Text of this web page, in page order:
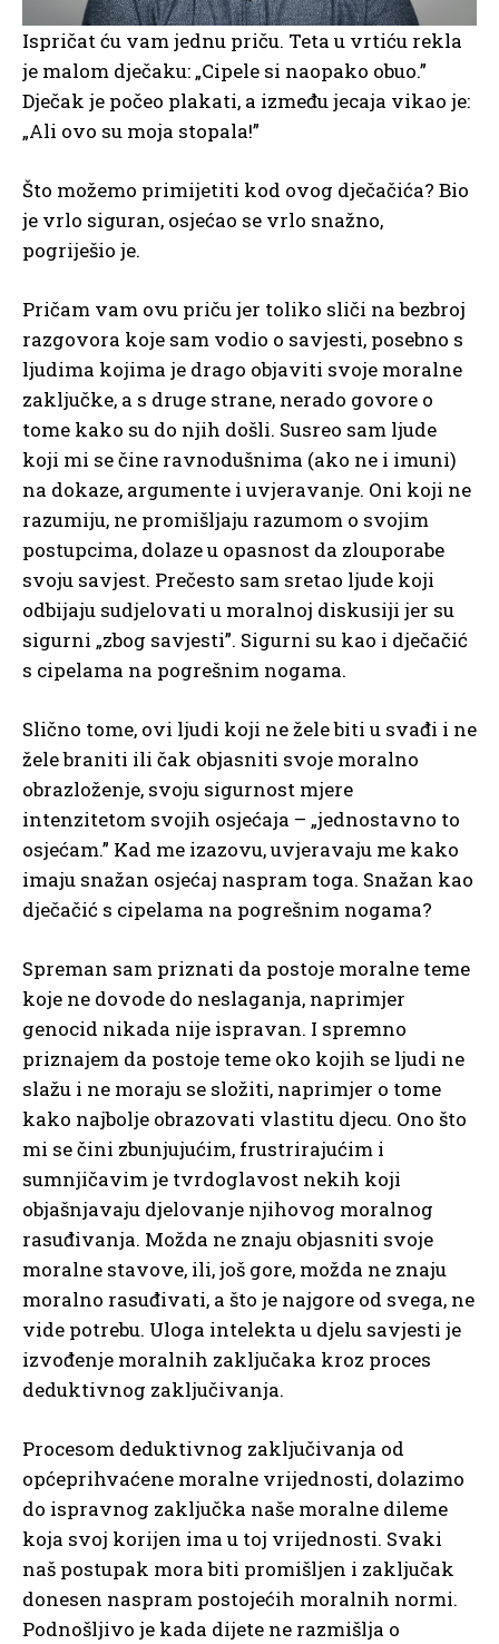
Ispričat ću vam jednu priču. Teta u vrtiću rekla
je malom dječaku: „Cipele si naopako obuo.”
Dječak je počeo plakati, a između jecaja vikao je:
„Ali ovo su moja stopala!”
Što možemo primijetiti kod ovog dječačića? Bio
je vrlo siguran, osjećao se vrlo snažno,
pogriješio je.
Pričam vam ovu priču jer toliko sliči na bezbroj
razgovora koje sam vodio o savjesti, posebno s
ljudima kojima je drago objaviti svoje moralne
zaključke, a s druge strane, nerado govore o
tome kako su do njih došli. Susreo sam ljude
koji mi se čine ravnodušnima (ako ne i imuni)
na dokaze, argumente i uvjeravanje. Oni koji ne
razumiju, ne promišljaju razumom o svojim
postupcima, dolaze u opasnost da zlouporabe
svoju savjest. Prečesto sam sretao ljude koji
odbijaju sudjelovati u moralnoj diskusiji jer su
sigurni „zbog savjesti”. Sigurni su kao i dječačić
s cipelama na pogrešnim nogama.
Slično tome, ovi ljudi koji ne žele biti u svađi i ne
žele braniti ili čak objasniti svoje moralno
obrazloženje, svoju sigurnost mjere
intenzitetom svojih osjećaja – „jednostavno to
osjećam.” Kad me izazovu, uvjeravaju me kako
imaju snažan osjećaj naspram toga. Snažan kao
dječačić s cipelama na pogrešnim nogama?
Spreman sam priznati da postoje moralne teme
koje ne dovode do neslaganja, naprimjer
genocid nikada nije ispravan. I spremno
priznajem da postoje teme oko kojih se ljudi ne
slažu i ne moraju se složiti, naprimjer o tome
kako najbolje obrazovati vlastitu djecu. Ono što
mi se čini zbunjujućim, frustrirajućim i
sumnjičavim je tvrdoglavost nekih koji
objašnjavaju djelovanje njihovog moralnog
rasuđivanja. Možda ne znaju objasniti svoje
moralne stavove, ili, još gore, možda ne znaju
moralno rasuđivati, a što je najgore od svega, ne
vide potrebu. Uloga intelekta u djelu savjesti je
izvođenje moralnih zaključaka kroz proces
deduktivnog zaključivanja.
Procesom deduktivnog zaključivanja od
općeprihvaćene moralne vrijednosti, dolazimo
do ispravnog zaključka naše moralne dileme
koja svoj korijen ima u toj vrijednosti. Svaki
naš postupak mora biti promišljen i zaključak
donesen naspram postojećih moralnih normi.
Podnošljivo je kada dijete ne razmišlja o